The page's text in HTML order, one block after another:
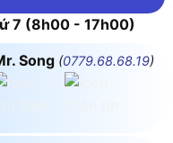
7 (8h00 - 17h00)
Song (0779.68.68.19)